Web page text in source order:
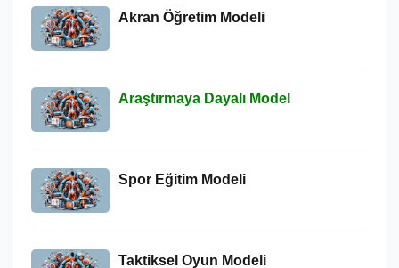
Akran Öğretim Modeli
Araştırmaya Dayalı Model
Spor Eğitim Modeli
Taktiksel Oyun Modeli